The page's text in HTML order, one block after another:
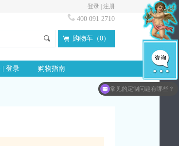
登录 注册
400 091 2710
购物车（0）
| 登录 购物指南
常见的定制问题有哪些？
想了解更多idloves信息？